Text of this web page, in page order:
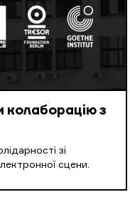
колаборацію з
зі
сцени.